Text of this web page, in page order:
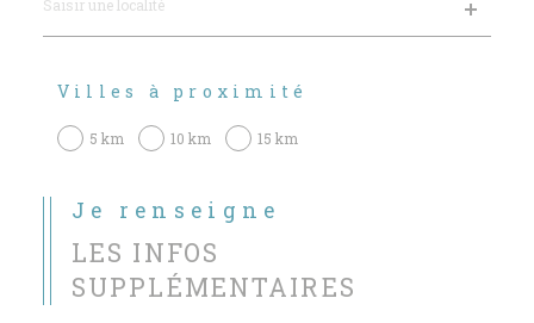
Villes à proximité
5 km 10 km 15 km
Je renseigne
LES INFOS
SUPPLÉMENTAIRES